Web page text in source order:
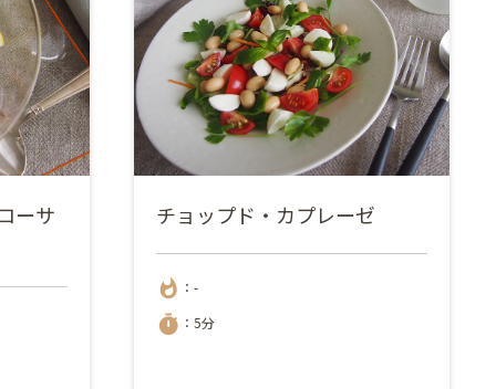
ーサ チョップド・カプレーゼ
whatshot ：-
timer ：5分